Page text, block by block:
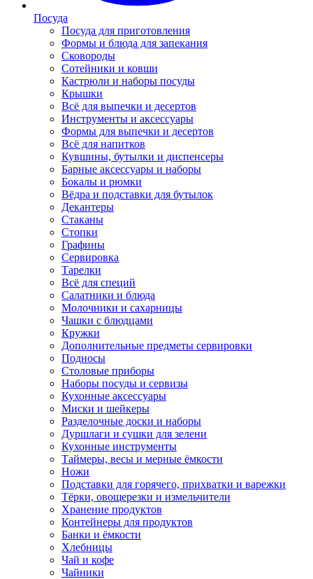
Посуда
Посуда для приготовления
Формы и блюда для запекания
Сковороды
Сотейники и ковши
Кастрюли и наборы посуды
Крышки
Всё для выпечки и десертов
Инструменты и аксессуары
Формы для выпечки и десертов
Всё для напитков
Кувшины, бутылки и диспенсеры
Барные аксессуары и наборы
Бокалы и рюмки
Вёдра и подставки для бутылок
Декантеры
Стаканы
Стопки
Графины
Сервировка
Тарелки
Всё для специй
Салатники и блюда
Молочники и сахарницы
Чашки с блюдцами
Кружки
Дополнительные предметы сервировки
Подносы
Столовые приборы
Наборы посуды и сервизы
Кухонные аксессуары
Миски и шейкеры
Разделочные доски и наборы
Дуршлаги и сушки для зелени
Кухонные инструменты
Таймеры, весы и мерные ёмкости
Ножи
Подставки для горячего, прихватки и варежки
Тёрки, овощерезки и измельчители
Хранение продуктов
Контейнеры для продуктов
Банки и ёмкости
Хлебницы
Чай и кофе
Чайники